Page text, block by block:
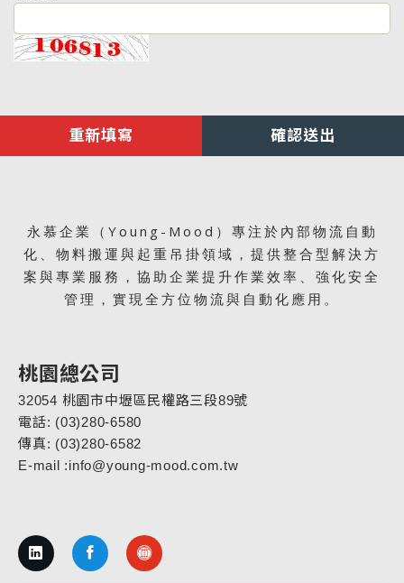
重新填寫 確認送出
永慕企業（Young-Mood）專注於內部物流自動
化、物料搬運與起重吊掛領域，提供整合型解決方
案與專業服務，協助企業提升作業效率、強化安全
管理，實現全方位物流與自動化應用。
桃園總公司
32054 桃園市中壢區民權路三段89號
電話: (03)280-6580
傳真: (03)280-6582
E-mail :info@young-mood.com.tw